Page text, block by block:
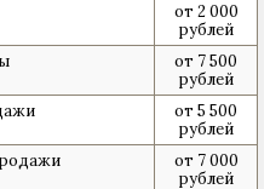
от 2 000
рублей
от 7 500
рублей
от 5 500
рублей
от 7 000
рублей